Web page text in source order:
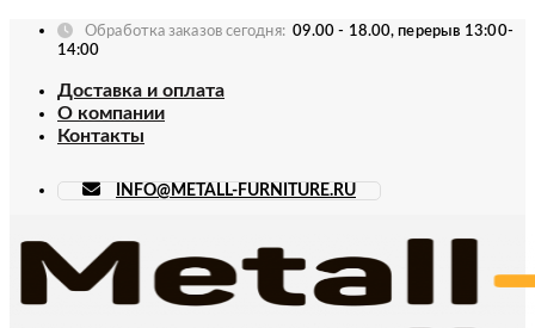
Skip
Обработка заказов сегодня: 09.00 - 18.00, перерыв 13:00-
14:00
Доставка и оплата
О компании
Контакты
INFO@METALL-FURNITURE.RU